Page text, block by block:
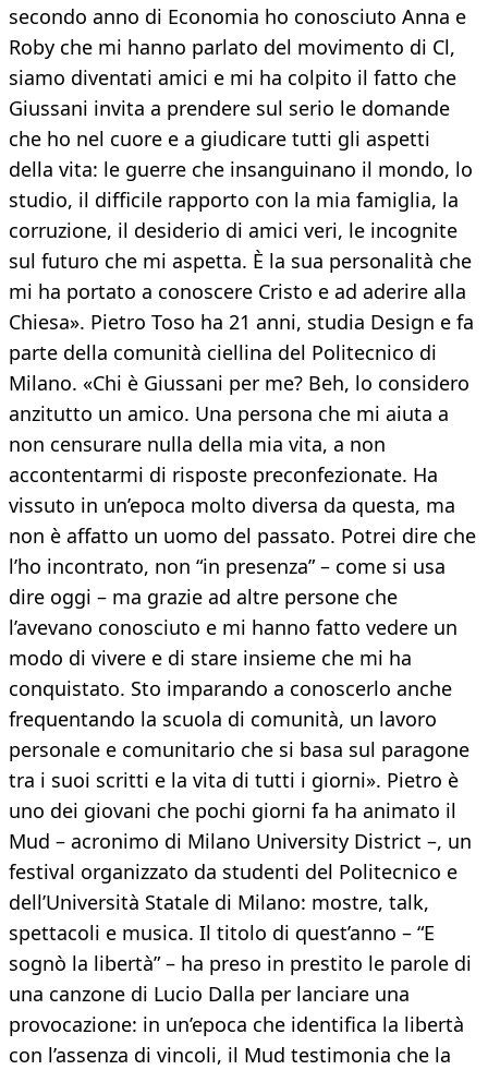
secondo anno di Economia ho conosciuto Anna e
Roby che mi hanno parlato del movimento di Cl,
siamo diventati amici e mi ha colpito il fatto che
Giussani invita a prendere sul serio le domande
che ho nel cuore e a giudicare tutti gli aspetti
della vita: le guerre che insanguinano il mondo, lo
studio, il difficile rapporto con la mia famiglia, la
corruzione, il desiderio di amici veri, le incognite
sul futuro che mi aspetta. È la sua personalità che
mi ha portato a conoscere Cristo e ad aderire alla
Chiesa». Pietro Toso ha 21 anni, studia Design e fa
parte della comunità ciellina del Politecnico di
Milano. «Chi è Giussani per me? Beh, lo considero
anzitutto un amico. Una persona che mi aiuta a
non censurare nulla della mia vita, a non
accontentarmi di risposte preconfezionate. Ha
vissuto in un’epoca molto diversa da questa, ma
non è affatto un uomo del passato. Potrei dire che
l’ho incontrato, non “in presenza” – come si usa
dire oggi – ma grazie ad altre persone che
l’avevano conosciuto e mi hanno fatto vedere un
modo di vivere e di stare insieme che mi ha
conquistato. Sto imparando a conoscerlo anche
frequentando la scuola di comunità, un lavoro
personale e comunitario che si basa sul paragone
tra i suoi scritti e la vita di tutti i giorni». Pietro è
uno dei giovani che pochi giorni fa ha animato il
Mud – acronimo di Milano University District –, un
festival organizzato da studenti del Politecnico e
dell’Università Statale di Milano: mostre, talk,
spettacoli e musica. Il titolo di quest’anno – “E
sognò la libertà” – ha preso in prestito le parole di
una canzone di Lucio Dalla per lanciare una
provocazione: in un’epoca che identifica la libertà
con l’assenza di vincoli, il Mud testimonia che la